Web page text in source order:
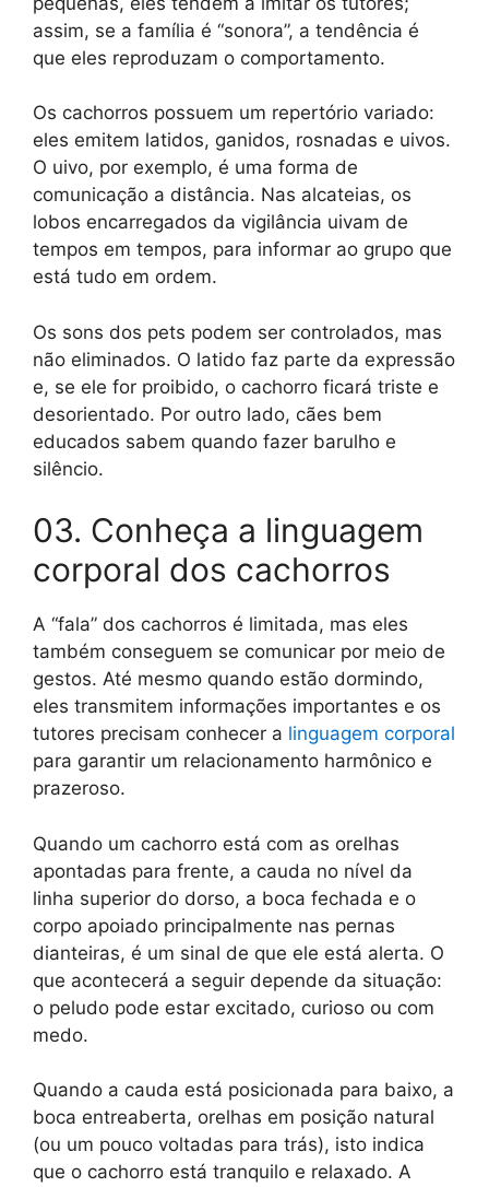
assim, se a família é “sonora”, a tendência é
que eles reproduzam o comportamento.
Os cachorros possuem um repertório variado:
eles emitem latidos, ganidos, rosnadas e uivos.
O uivo, por exemplo, é uma forma de
comunicação a distância. Nas alcateias, os
lobos encarregados da vigilância uivam de
tempos em tempos, para informar ao grupo que
está tudo em ordem.
Os sons dos pets podem ser controlados, mas
não eliminados. O latido faz parte da expressão
e, se ele for proibido, o cachorro ficará triste e
desorientado. Por outro lado, cães bem
educados sabem quando fazer barulho e
silêncio.
03. Conheça a linguagem
corporal dos cachorros
A “fala” dos cachorros é limitada, mas eles
também conseguem se comunicar por meio de
gestos. Até mesmo quando estão dormindo,
eles transmitem informações importantes e os
tutores precisam conhecer a linguagem corporal
para garantir um relacionamento harmônico e
prazeroso.
Quando um cachorro está com as orelhas
apontadas para frente, a cauda no nível da
linha superior do dorso, a boca fechada e o
corpo apoiado principalmente nas pernas
dianteiras, é um sinal de que ele está alerta. O
que acontecerá a seguir depende da situação:
o peludo pode estar excitado, curioso ou com
medo.
Quando a cauda está posicionada para baixo, a
boca entreaberta, orelhas em posição natural
(ou um pouco voltadas para trás), isto indica
que o cachorro está tranquilo e relaxado. A